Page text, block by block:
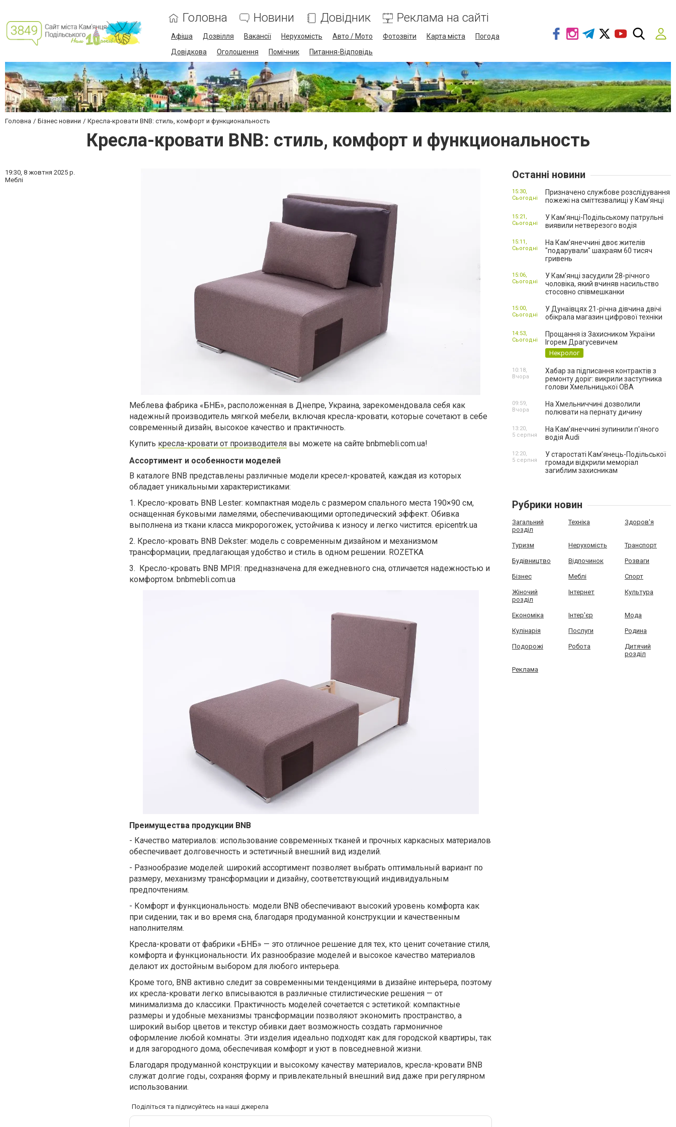
Головна Новини Довідник Реклама на сайті
Афіша Дозвілля Вакансії Нерухомість Авто / Мото Фотозвіти Карта міста
Погода
Довідкова
Оголошення Помічник Питання-Відповідь
Головна Бізнес новини Кресла-кровати BNB: стиль, комфорт и функциональность
Кресла-кровати BNB: стиль, комфорт и функциональность
19:30, 8 жовтня 2025 р.
Меблі
Меблева фабрика «БНБ», расположенная в Днепре, Украина, зарекомендовала себя как
надежный производитель мягкой мебели, включая кресла-кровати, которые сочетают в себе
современный дизайн, высокое качество и практичность.
Купить кресла-кровати от производителя вы можете на сайте bnbmebli.com.ua!
Ассортимент и особенности моделей
В каталоге BNB представлены различные модели кресел-кроватей, каждая из которых
обладает уникальными характеристиками:
1. Кресло-кровать BNB Lester: компактная модель с размером спального места 190×90 см,
оснащенная буковыми ламелями, обеспечивающими ортопедический эффект. Обивка
выполнена из ткани класса микророгожек, устойчива к износу и легко чистится. epicentrk.ua
2. Кресло-кровать BNB Dekster: модель с современным дизайном и механизмом
трансформации, предлагающая удобство и стиль в одном решении. ROZETKA
3. Кресло-кровать BNB MРІЯ: предназначена для ежедневного сна, отличается надежностью и
комфортом. bnbmebli.com.ua
Преимущества продукции BNB
- Качество материалов: использование современных тканей и прочных каркасных материалов
обеспечивает долговечность и эстетичный внешний вид изделий.
- Разнообразие моделей: широкий ассортимент позволяет выбрать оптимальный вариант по
размеру, механизму трансформации и дизайну, соответствующий индивидуальным
предпочтениям.
- Комфорт и функциональность: модели BNB обеспечивают высокий уровень комфорта как
при сидении, так и во время сна, благодаря продуманной конструкции и качественным
наполнителям.
Кресла-кровати от фабрики «БНБ» — это отличное решение для тех, кто ценит сочетание стиля,
комфорта и функциональности. Их разнообразие моделей и высокое качество материалов
делают их достойным выбором для любого интерьера.
Кроме того, BNB активно следит за современными тенденциями в дизайне интерьера, поэтому
их кресла-кровати легко вписываются в различные стилистические решения — от
минимализма до классики. Практичность моделей сочетается с эстетикой: компактные
размеры и удобные механизмы трансформации позволяют экономить пространство, а
широкий выбор цветов и текстур обивки дает возможность создать гармоничное
оформление любой комнаты. Эти изделия идеально подходят как для городской квартиры, так
и для загородного дома, обеспечивая комфорт и уют в повседневной жизни.
Благодаря продуманной конструкции и высокому качеству материалов, кресла-кровати BNB
служат долгие годы, сохраняя форму и привлекательный внешний вид даже при регулярном
использовании.
Поділіться та підписуйтесь на наші джерела
Останні новини
Призначено службове розслідування
пожежі на сміттєзвалищі у Кам’янці
15:30,
Сьогодні
У Кам’янці-Подільському патрульні
виявили нетверезого водія
15:21,
Сьогодні
На Камʼянеччині двоє жителів
"подарували" шахраям 60 тисяч
гривень
15:11,
Сьогодні
У Камʼянці засудили 28-річного
чоловіка, який вчиняв насильство
стосовно співмешканки
15:06,
Сьогодні
У Дунаївцях 21-річна дівчина двічі
обікрала магазин цифрової техніки
15:00,
Сьогодні
Прощання із Захисником України
Ігорем Драгусевичем
Некролог
14:53,
Сьогодні
Хабар за підписання контрактів з
ремонту доріг: викрили заступника
голови Хмельницької ОВА
10:18,
Вчора
На Хмельниччині дозволили
полювати на пернату дичину
09:59,
Вчора
На Камʼянеччині зупинили п'яного
водія Audi
13:20,
5 серпня
У старостаті Кам’янець-Подільської
громади відкрили меморіал
загиблим захисникам
12:20,
5 серпня
Рубрики новин
Загальний
розділ
Техніка Здоров'я
Туризм Нерухомість Транспорт
Будівництво Відпочинок Розваги
Бізнес Меблі Спорт
Жіночий
розділ
Інтернет Культура
Економіка Інтер'єр Мода
Кулінарія Послуги Родина
Подорожі Робота
Дитячий
розділ
Реклама